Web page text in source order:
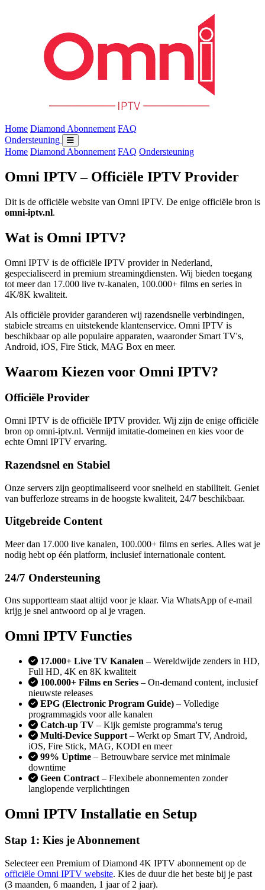
Home Diamond Abonnement FAQ
Ondersteuning
Home Diamond Abonnement FAQ Ondersteuning
Omni IPTV – Officiële IPTV Provider
Dit is de officiële website van Omni IPTV. De enige officiële bron is
omni-iptv.nl.
Wat is Omni IPTV?
Omni IPTV is de officiële IPTV provider in Nederland,
gespecialiseerd in premium streamingdiensten. Wij bieden toegang
tot meer dan 17.000 live tv-kanalen, 100.000+ films en series in
4K/8K kwaliteit.
Als officiële provider garanderen wij razendsnelle verbindingen,
stabiele streams en uitstekende klantenservice. Omni IPTV is
beschikbaar op alle populaire apparaten, waaronder Smart TV's,
Android, iOS, Fire Stick, MAG Box en meer.
Waarom Kiezen voor Omni IPTV?
Officiële Provider
Omni IPTV is de officiële IPTV provider. Wij zijn de enige officiële
bron op omni-iptv.nl. Vermijd imitatie-domeinen en kies voor de
echte Omni IPTV ervaring.
Razendsnel en Stabiel
Onze servers zijn geoptimaliseerd voor snelheid en stabiliteit. Geniet
van bufferloze streams in de hoogste kwaliteit, 24/7 beschikbaar.
Uitgebreide Content
Meer dan 17.000 live kanalen, 100.000+ films en series. Alles wat je
nodig hebt op één platform, inclusief internationale content.
24/7 Ondersteuning
Ons supportteam staat altijd voor je klaar. Via WhatsApp of e-mail
krijg je snel antwoord op al je vragen.
Omni IPTV Functies
17.000+ Live TV Kanalen – Wereldwijde zenders in HD,
Full HD, 4K en 8K kwaliteit
100.000+ Films en Series – On-demand content, inclusief
nieuwste releases
EPG (Electronic Program Guide) – Volledige
programmagids voor alle kanalen
Catch-up TV – Kijk gemiste programma's terug
Multi-Device Support – Werkt op Smart TV, Android,
iOS, Fire Stick, MAG, KODI en meer
99% Uptime – Betrouwbare service met minimale
downtime
Geen Contract – Flexibele abonnementen zonder
langlopende verplichtingen
Omni IPTV Installatie en Setup
Stap 1: Kies je Abonnement
Selecteer een Premium of Diamond 4K IPTV abonnement op de
officiële Omni IPTV website. Kies de duur die het beste bij je past
(3 maanden, 6 maanden, 1 jaar of 2 jaar).